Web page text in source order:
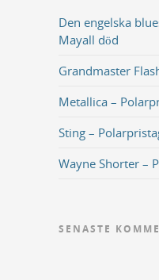
Den engelska
Mayall död
Grandmaster
Metallica –
Sting –
Wayne Shorter –
SENASTE